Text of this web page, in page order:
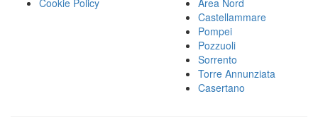
Cookie Policy
Area Nord
Castellammare
Pompei
Pozzuoli
Sorrento
Torre Annunziata
Casertano